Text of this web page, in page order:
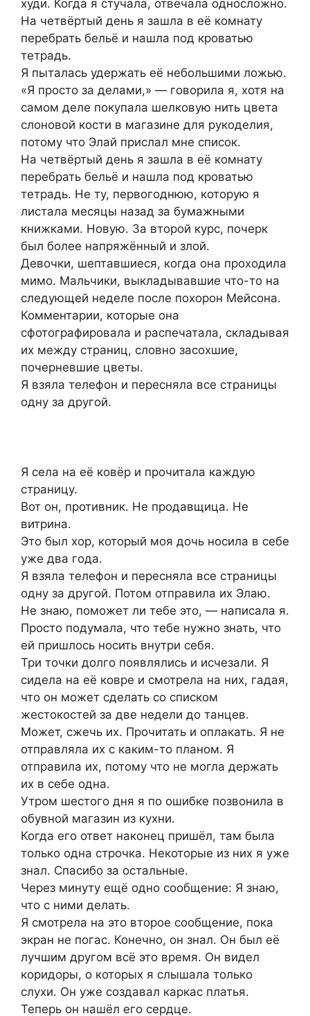
худи. Когда я стучала, отвечала односложно.
На четвёртый день я зашла в её комнату
перебрать бельё и нашла под кроватью
тетрадь.
Я пыталась удержать её небольшими ложью.
«Я просто за делами,» — говорила я, хотя на
самом деле покупала шелковую нить цвета
слоновой кости в магазине для рукоделия,
потому что Элай прислал мне список.
На четвёртый день я зашла в её комнату
перебрать бельё и нашла под кроватью
тетрадь. Не ту, первогоднюю, которую я
листала месяцы назад за бумажными
книжками. Новую. За второй курс, почерк
был более напряжённый и злой.
Девочки, шептавшиеся, когда она проходила
мимо. Мальчики, выкладывавшие что-то на
следующей неделе после похорон Мейсона.
Комментарии, которые она
сфотографировала и распечатала, складывая
их между страниц, словно засохшие,
почерневшие цветы.
Я взяла телефон и пересняла все страницы
одну за другой.
Я села на её ковёр и прочитала каждую
страницу.
Вот он, противник. Не продавщица. Не
витрина.
Это был хор, который моя дочь носила в себе
уже два года.
Я взяла телефон и пересняла все страницы
одну за другой. Потом отправила их Элаю.
Не знаю, поможет ли тебе это, — написала я.
Просто подумала, что тебе нужно знать, что
ей пришлось носить внутри себя.
Три точки долго появлялись и исчезали. Я
сидела на её ковре и смотрела на них, гадая,
что он может сделать со списком
жестокостей за две недели до танцев.
Может, сжечь их. Прочитать и оплакать. Я не
отправляла их с каким-то планом. Я
отправила их, потому что не могла держать
их в себе одна.
Утром шестого дня я по ошибке позвонила в
обувной магазин из кухни.
Когда его ответ наконец пришёл, там была
только одна строчка. Некоторые из них я уже
знал. Спасибо за остальные.
Через минуту ещё одно сообщение: Я знаю,
что с ними делать.
Я смотрела на это второе сообщение, пока
экран не погас. Конечно, он знал. Он был её
лучшим другом всё это время. Он видел
коридоры, о которых я слышала только
слухи. Он уже создавал каркас платья.
Теперь он нашёл его сердце.